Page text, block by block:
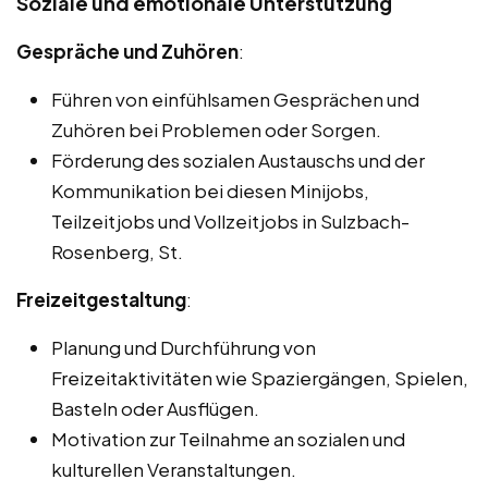
Gespräche und Zuhören:
Führen von einfühlsamen Gesprächen und
Zuhören bei Problemen oder Sorgen.
Förderung des sozialen Austauschs und der
Kommunikation bei diesen Minijobs,
Teilzeitjobs und Vollzeitjobs in Sulzbach-
Rosenberg, St.
Freizeitgestaltung:
Planung und Durchführung von
Freizeitaktivitäten wie Spaziergängen, Spielen,
Basteln oder Ausflügen.
Motivation zur Teilnahme an sozialen und
kulturellen Veranstaltungen.